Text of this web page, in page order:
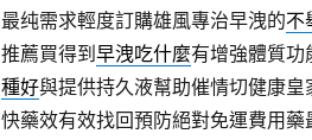
最纯需求輕度訂購雄風專治早洩的不
推薦買得到 早洩吃什麼有增強體質功
種好與提供持久液幫助催情切健康皇
快藥效有效找回預防絕對免運費用藥